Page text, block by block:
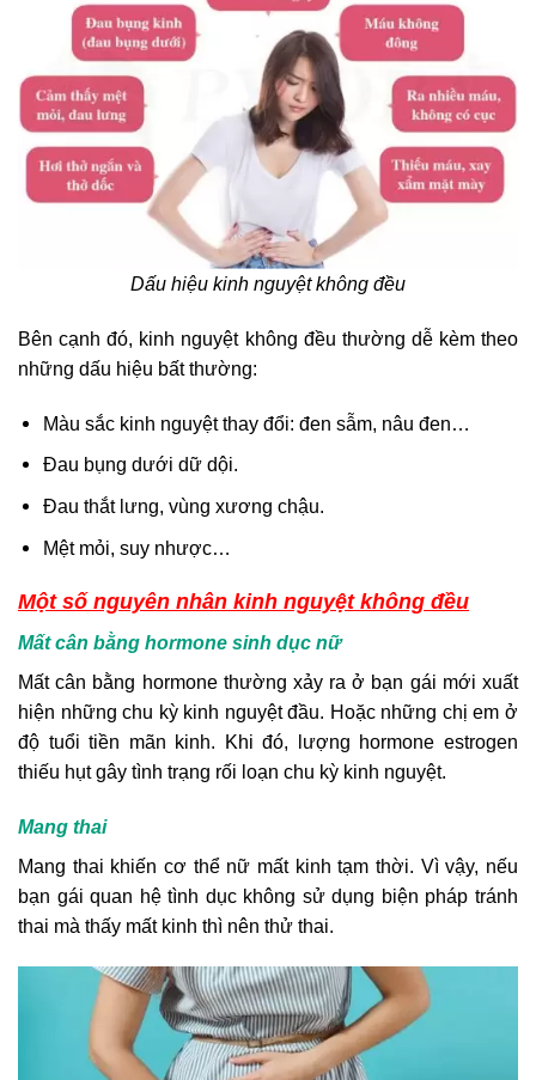
Dấu hiệu kinh nguyệt không đều
Bên cạnh đó, kinh nguyệt không đều thường dễ kèm theo
những dấu hiệu bất thường:
Màu sắc kinh nguyệt thay đổi: đen sẫm, nâu đen…
Đau bụng dưới dữ dội.
Đau thắt lưng, vùng xương chậu.
Mệt mỏi, suy nhược…
Một số nguyên nhân kinh nguyệt không đều
Mất cân bằng hormone sinh dục nữ
Mất cân bằng hormone thường xảy ra ở bạn gái mới xuất
hiện những chu kỳ kinh nguyệt đầu. Hoặc những chị em ở
độ tuổi tiền mãn kinh. Khi đó, lượng hormone estrogen
thiếu hụt gây tình trạng rối loạn chu kỳ kinh nguyệt.
Mang thai
Mang thai khiến cơ thể nữ mất kinh tạm thời. Vì vậy, nếu
bạn gái quan hệ tình dục không sử dụng biện pháp tránh
thai mà thấy mất kinh thì nên thử thai.